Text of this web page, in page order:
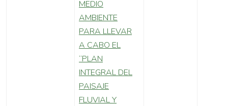
MEDIO
AMBIENTE
PARA LLEVAR
A CABO EL
“PLAN
INTEGRAL DEL
PAISAJE
FLUVIAL Y